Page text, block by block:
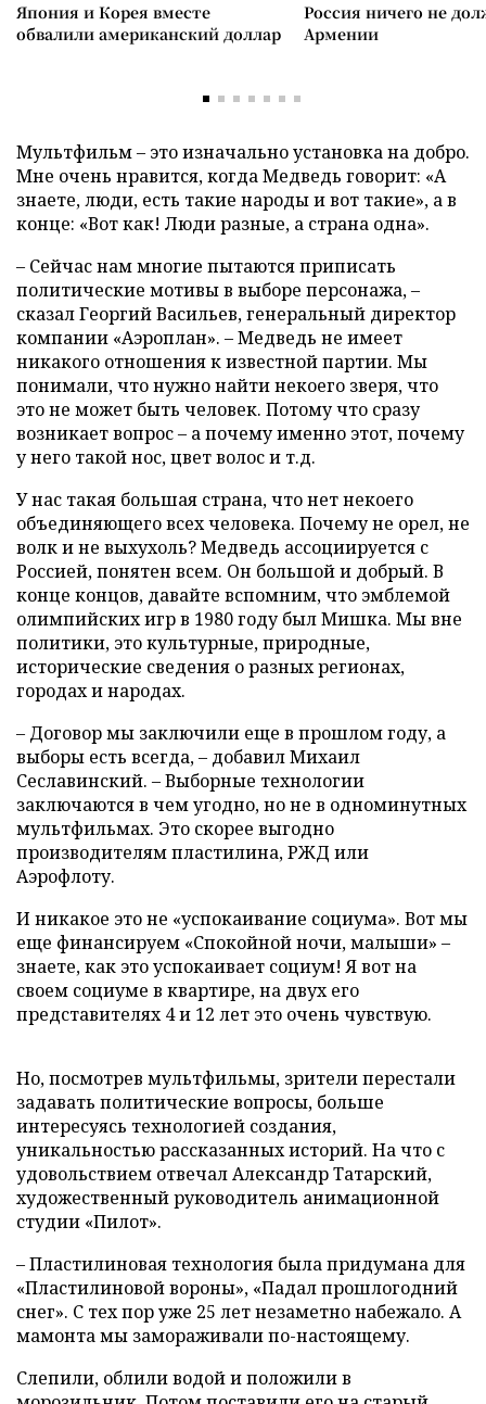
Япония и Корея вместе
обвалили американский доллар
Россия ничего не
Армении
Мультфильм – это изначально установка на добро.
Мне очень нравится, когда Медведь говорит: «А
знаете, люди, есть такие народы и вот такие», а в
конце: «Вот как! Люди разные, а страна одна».
– Сейчас нам многие пытаются приписать
политические мотивы в выборе персонажа, –
сказал Георгий Васильев, генеральный директор
компании «Аэроплан». – Медведь не имеет
никакого отношения к известной партии. Мы
понимали, что нужно найти некоего зверя, что
это не может быть человек. Потому что сразу
возникает вопрос – а почему именно этот, почему
у него такой нос, цвет волос и т.д.
У нас такая большая страна, что нет некоего
объединяющего всех человека. Почему не орел, не
волк и не выхухоль? Медведь ассоциируется с
Россией, понятен всем. Он большой и добрый. В
конце концов, давайте вспомним, что эмблемой
олимпийских игр в 1980 году был Мишка. Мы вне
политики, это культурные, природные,
исторические сведения о разных регионах,
городах и народах.
– Договор мы заключили еще в прошлом году, а
выборы есть всегда, – добавил Михаил
Сеславинский. – Выборные технологии
заключаются в чем угодно, но не в одноминутных
мультфильмах. Это скорее выгодно
производителям пластилина, РЖД или
Аэрофлоту.
И никакое это не «успокаивание социума». Вот мы
еще финансируем «Спокойной ночи, малыши» –
знаете, как это успокаивает социум! Я вот на
своем социуме в квартире, на двух его
представителях 4 и 12 лет это очень чувствую.
Но, посмотрев мультфильмы, зрители перестали
задавать политические вопросы, больше
интересуясь технологией создания,
уникальностью рассказанных историй. На что с
удовольствием отвечал Александр Татарский,
художественный руководитель анимационной
студии «Пилот».
– Пластилиновая технология была придумана для
«Пластилиновой вороны», «Падал прошлогодний
снег». С тех пор уже 25 лет незаметно набежало. А
мамонта мы замораживали по-настоящему.
Слепили, облили водой и положили в